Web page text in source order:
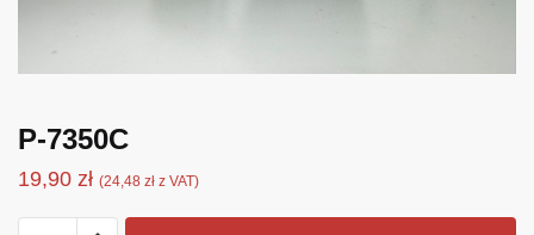
P-7350C
19,90 zł (24,48 zł z VAT)